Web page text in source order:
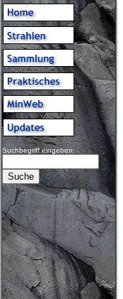
Suchbegriff eingeben: